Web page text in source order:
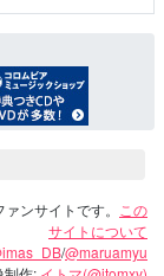
ンサイトです。
この
サイトについて
/@maruamyu